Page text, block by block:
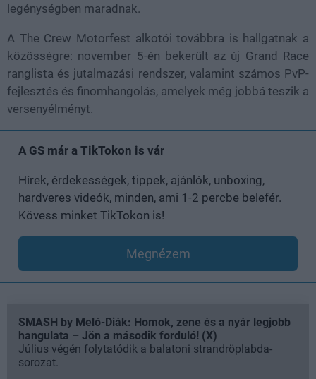
legénységben maradnak.
A The Crew Motorfest alkotói továbbra is hallgatnak a
közösségre: november 5-én bekerült az új Grand Race
ranglista és jutalmazási rendszer, valamint számos PvP-
fejlesztés és finomhangolás, amelyek még jobbá teszik a
versenyélményt.
A GS már a TikTokon is vár
Hírek, érdekességek, tippek, ajánlók, unboxing,
hardveres videók, minden, ami 1-2 percbe belefér.
Kövess minket TikTokon is!
Megnézem
SMASH by Meló-Diák: Homok, zene és a nyár legjobb
hangulata – Jön a második forduló! (X)
Július végén folytatódik a balatoni strandröplabda-
sorozat.